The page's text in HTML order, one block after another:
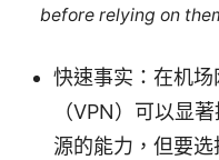
before relying on
快速事实：在机
（VPN）可以显
源的能力，但要